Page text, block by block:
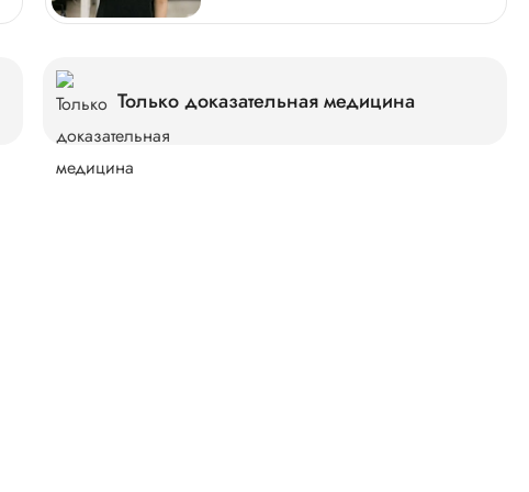
Только доказательная медицина